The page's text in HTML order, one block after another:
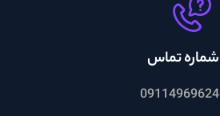
شماره تماس
09114969624